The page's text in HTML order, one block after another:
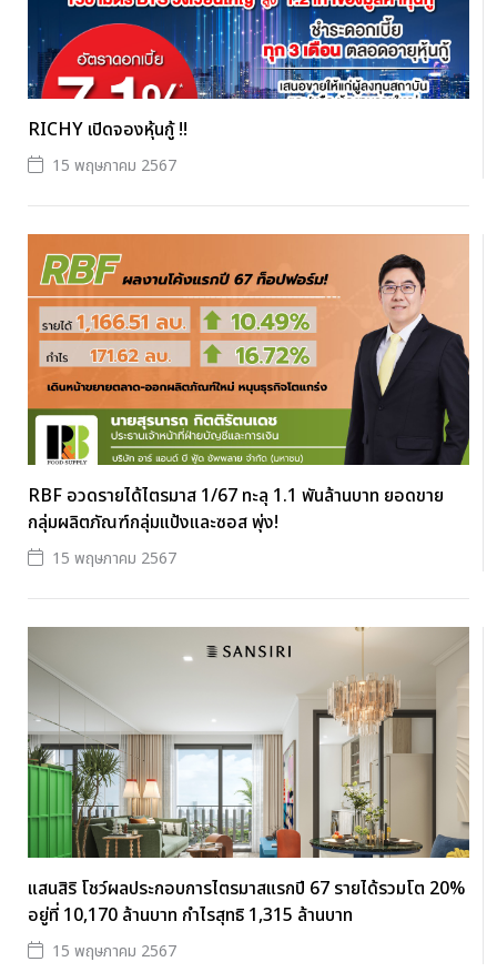
RICHY เปิดจองหุ้นกู้ !!
15 พฤษภาคม 2567
RBF อวดรายได้ไตรมาส 1/67 ทะลุ 1.1 พันล้านบาท ยอดขาย
กลุ่มผลิตภัณฑ์กลุ่มแป้งและซอส พุ่ง!
15 พฤษภาคม 2567
แสนสิริ โชว์ผลประกอบการไตรมาสแรกปี 67 รายได้รวมโต 20%
อยู่ที่ 10,170 ล้านบาท กำไรสุทธิ 1,315 ล้านบาท
15 พฤษภาคม 2567